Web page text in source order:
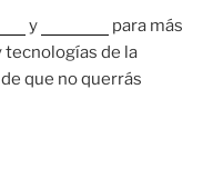
y
para más
tecnologías de la
que no querrás